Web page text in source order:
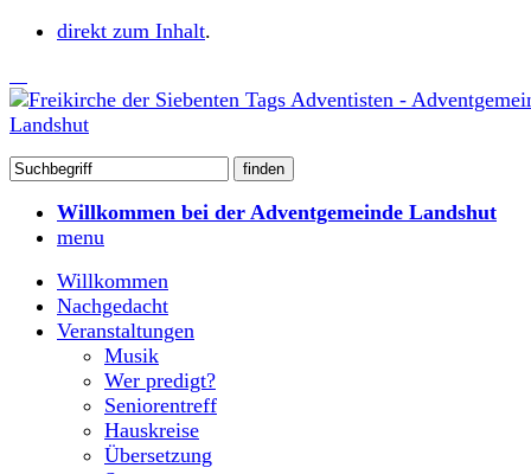
direkt zum Inhalt.
Willkommen bei der Adventgemeinde Landshut
menu
Willkommen
Nachgedacht
Veranstaltungen
Musik
Wer predigt?
Seniorentreff
Hauskreise
Übersetzung